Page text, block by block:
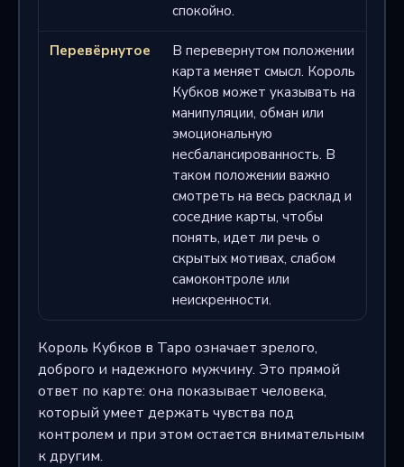
спокойно.
Перевёрнутое
В перевернутом положении
карта меняет смысл. Король
Кубков может указывать на
манипуляции, обман или
эмоциональную
несбалансированность. В
таком положении важно
смотреть на весь расклад и
соседние карты, чтобы
понять, идет ли речь о
скрытых мотивах, слабом
самоконтроле или
неискренности.
Король Кубков в Таро означает зрелого,
доброго и надежного мужчину. Это прямой
ответ по карте: она показывает человека,
который умеет держать чувства под
контролем и при этом остается внимательным
к другим.